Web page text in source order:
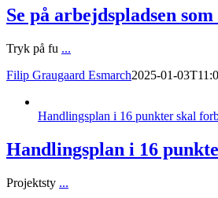
Se på arbejdspladsen
Tryk på fu ...
Filip Graugaard Esmarch2025-01-
Handlingsplan i 16 punkter skal
Handlingsplan i 16
Projektsty ...